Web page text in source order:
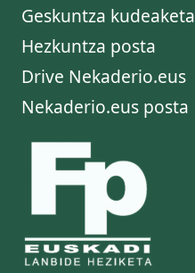
Geskuntza kudeaketa
Hezkuntza posta
Drive Nekaderio.eus
Nekaderio.eus posta